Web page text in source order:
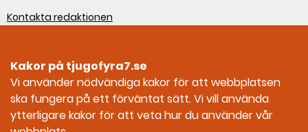
Kontakta redaktionen
Sociala medier
Tjugofyra7 på Facebook
Kakor på tjugofyra7.se
Vi använder nödvändiga kakor för att webbplatsen
ska fungera på ett förväntat sätt. Vi vill använda
ytterligare kakor för att veta hur du använder vår